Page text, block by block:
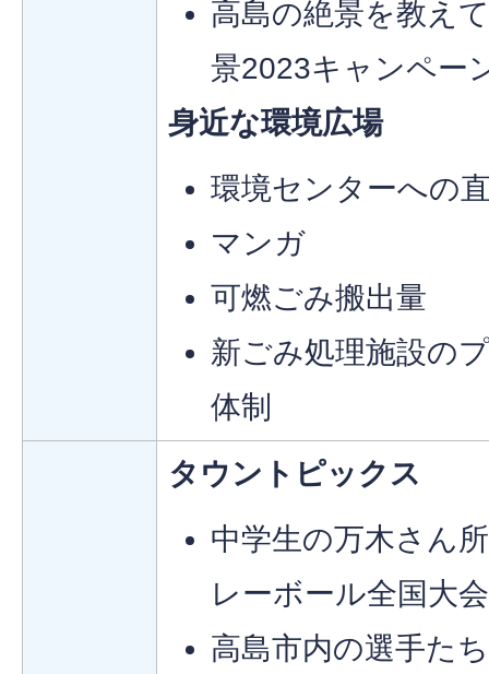
高島の絶景を教え
景2023キャンペー
身近な環境広場
環境センターへの
マンガ
可燃ごみ搬出量
新ごみ処理施設の
体制
タウントピックス
中学生の万木さん
レーボール全国大
高島市内の選手た